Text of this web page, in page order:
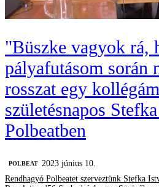
"Büszke vagyok rá,
pályafutásom során
rosszat egy
születésnapos
Polbeatben
‎POLBEAT 2023 június 10.
Rendhagyó Polbeatet szerveztünk Stefka